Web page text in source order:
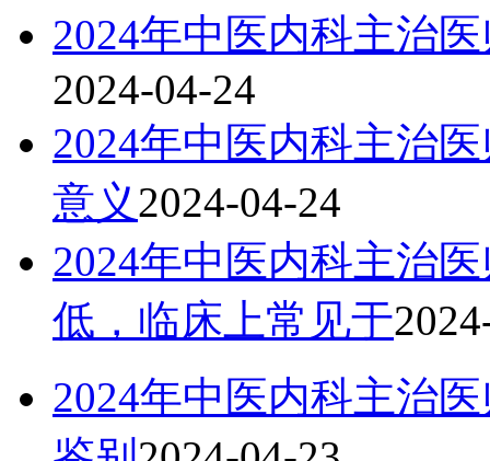
2024年中医内科主治
2024-04-24
2024年中医内科主治
意义2024-04-24
2024年中医内科主治
低，临床上常见于
2024年中医内科主治